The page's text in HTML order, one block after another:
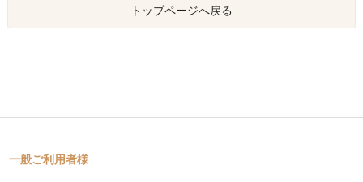
トップページへ戻る
一般ご利用者様